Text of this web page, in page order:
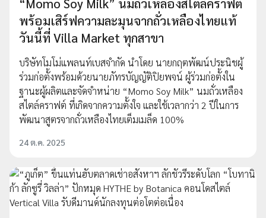
พร้อมเสิร์ฟความละมุนจากถั่วเหลืองไทยแท้
วันนี้ที่ Villa Market ทุกสาขา
บริษัทโมโม่แพลนท์เบสจำกัด นำโดย นายกฤตพัฒน์ประนิชผู้
ร่วมก่อตั้งพร้อมด้วยนายภัทรบัญญัติปิยพจน์ ผู้ร่วมก่อตั้งใน
ฐานะผู้ผลิตและจัดจำหน่าย “Momo Soy Milk” นมถั่วเหลือง
สไตล์คราฟต์ ที่เกิดจากความตั้งใจ และใช้เวลากว่า 2 ปีในการ
พัฒนาสูตรจากถั่วเหลืองไทยเต็มเมล็ด 100%
24 ต.ค. 2025